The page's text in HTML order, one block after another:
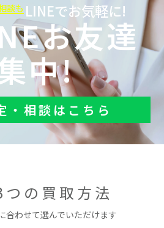
談も LINEでお気軽に!
お友達
中!
・相談はこちら
の買取方法
合わせて選んでいただけます